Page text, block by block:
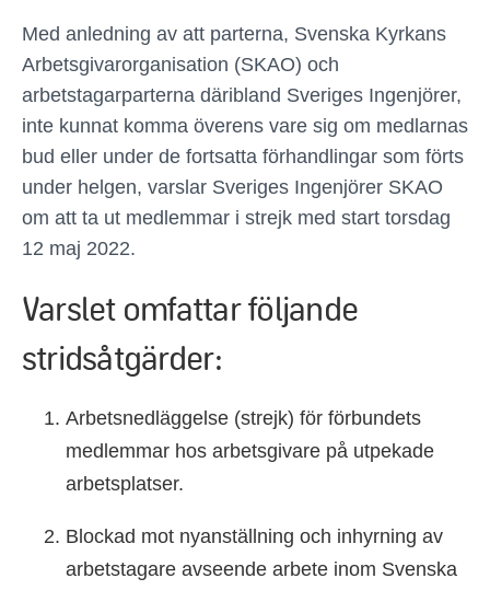
Med anledning av att parterna, Svenska Kyrkans
Arbetsgivarorganisation (SKAO) och
arbetstagarparterna däribland Sveriges Ingenjörer,
inte kunnat komma överens vare sig om medlarnas
bud eller under de fortsatta förhandlingar som förts
under helgen, varslar Sveriges Ingenjörer SKAO
om att ta ut medlemmar i strejk med start torsdag
12 maj 2022.
Varslet omfattar följande
stridsåtgärder:
Arbetsnedläggelse (strejk) för förbundets
medlemmar hos arbetsgivare på utpekade
arbetsplatser.
Blockad mot nyanställning och inhyrning av
arbetstagare avseende arbete inom Svenska